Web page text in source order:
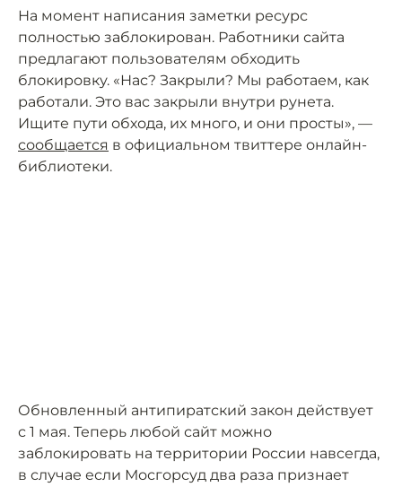
На момент написания заметки ресурс
полностью заблокирован. Работники сайта
предлагают пользователям обходить
блокировку. «Нас? Закрыли? Мы работаем, как
работали. Это вас закрыли внутри рунета.
Ищите пути обхода, их много, и они просты», —
сообщается в официальном твиттере онлайн-
библиотеки.
Обновленный антипиратский закон действует
с 1 мая. Теперь любой сайт можно
заблокировать на территории России навсегда,
в случае если Мосгорсуд два раза признает